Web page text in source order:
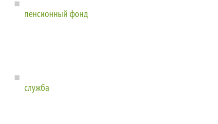
пенсионный фонд
служба